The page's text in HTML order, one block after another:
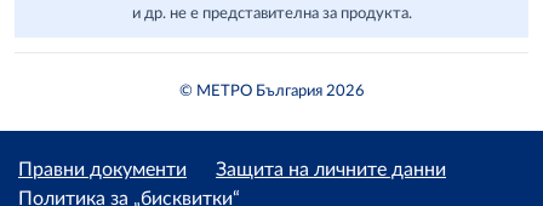
и др. не е представителна за продукта.
© МЕТРО България 2026
Правни документи
Защита на личните данни
Политика за „бисквитки“